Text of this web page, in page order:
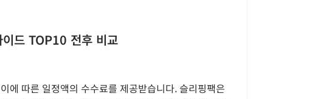
드 TOP10 전후 비교
에 따른 일정액의 수수료를 제공받습니다. 슬리핑팩은